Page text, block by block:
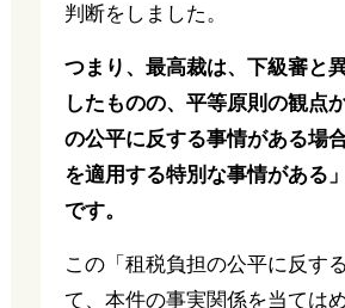
判断をしました。
つまり、最高裁は、下級審と
したものの、平等原則の観点
の公平に反する事情がある場
を適用する特別な事情がある
です。
この「租税負担の公平に反す
て、本件の事実関係を当ては